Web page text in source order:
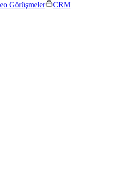
Görüşmeler
CRM